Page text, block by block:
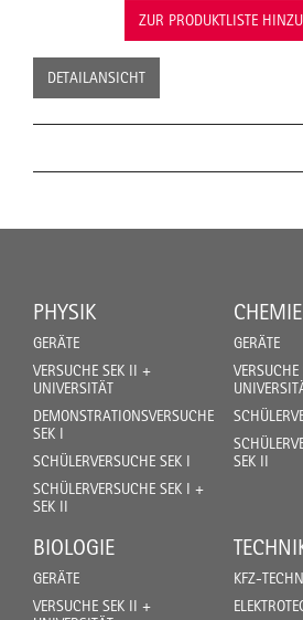
ZUR PRODUKTLISTE
DETAILANSICHT
PHYSIK
GERÄTE
VERSUCHE SEK II +
UNIVERSITÄT
DEMONSTRATIONSVERSUCHE
SEK I
SCHÜLERVERSUCHE SEK I
SCHÜLERVERSUCHE SEK I +
SEK II
CHEMIE
GERÄTE
SEK II
BIOLOGIE
GERÄTE
VERSUCHE SEK II +
KFZ-